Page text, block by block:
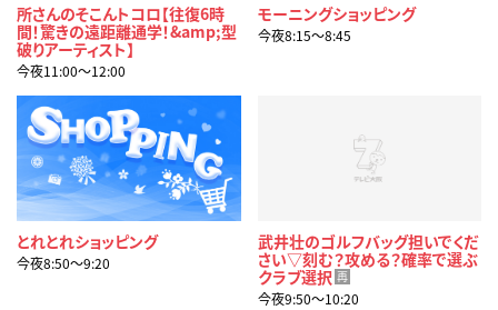
所さんのそこんトコロ【往復6時
間！驚きの遠距離通学！&amp;型
破りアーティスト】
今夜11:00〜12:00
モーニングショッピング
今夜8:15〜8:45
とれとれショッピング
今夜8:50〜9:20
武井壮のゴルフバッグ担いでくだ
さい▽刻む？攻める？確率で選ぶ
クラブ選択 再
今夜9:50〜10:20